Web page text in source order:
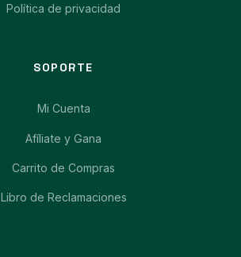
Política de privacidad
SOPORTE
Mi Cuenta
Afíliate y Gana
Carrito de Compras
Libro de Reclamaciones